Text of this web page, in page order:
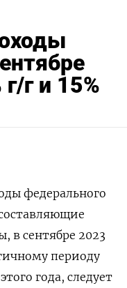
г и 15%
федерального
в сентябре 2023
периоду
года, следует